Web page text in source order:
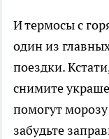
И термосы с
один из
поездки.
снимите
помогут морозу
забудьте